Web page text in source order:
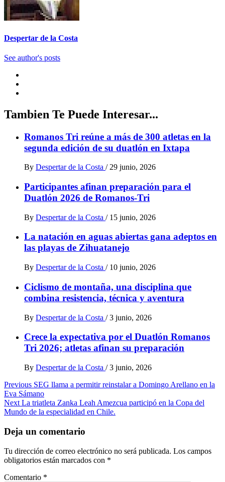
Despertar de la Costa
See author's posts
Tambien Te Puede Interesar...
Romanos Tri reúne a más de 300 atletas en la
segunda edición de su duatlón en Ixtapa
By Despertar de la Costa / 29 junio, 2026
Participantes afinan preparación para el
Duatlón 2026 de Romanos-Tri
By Despertar de la Costa / 15 junio, 2026
La natación en aguas abiertas gana adeptos en
las playas de Zihuatanejo
By Despertar de la Costa / 10 junio, 2026
Ciclismo de montaña, una disciplina que
combina resistencia, técnica y aventura
By Despertar de la Costa / 3 junio, 2026
Crece la expectativa por el Duatlón Romanos
Tri 2026; atletas afinan su preparación
By Despertar de la Costa / 3 junio, 2026
Post
navigation
Previous SEG llama a permitir reinstalar a Domingo Arellano en la
Eva Sámano
Next La triatleta Zanka Leah Amezcua participó en la Copa del
Mundo de la especialidad en Chile.
Deja un comentario
Tu dirección de correo electrónico no será publicada. Los campos
obligatorios están marcados con *
Comentario *